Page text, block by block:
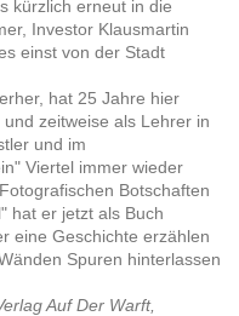
kürzlich erneut in die
Investor Klausmartin
einst von der Stadt
hat 25 Jahre hier
zeitweise als Lehrer in
und im
Viertel immer wieder
Botschaften
hat er jetzt als Buch
eine Geschichte erzählen
Spuren hinterlassen
Auf Der Warft,